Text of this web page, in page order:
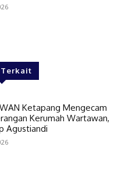
Ketapang Mengecam
Kerumah Wartawan,
Agustiandi